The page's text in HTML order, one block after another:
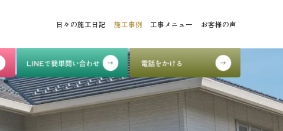
日々の施工日記 施工事例 工事メニュー お客様の声